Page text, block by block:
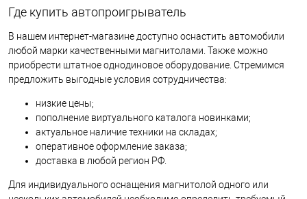
Где купить автопроигрыватель
В нашем интернет-магазине доступно оснастить автомобили
любой марки качественными магнитолами. Также можно
приобрести штатное однодиновое оборудование. Стремимся
предложить выгодные условия сотрудничества:
низкие цены;
пополнение виртуального каталога новинками;
актуальное наличие техники на складах;
оперативное оформление заказа;
доставка в любой регион РФ.
Для индивидуального оснащения магнитолой одного или